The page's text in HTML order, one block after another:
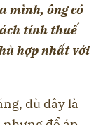
mình, ông có
tính thuế
hợp nhất với
dù đây là